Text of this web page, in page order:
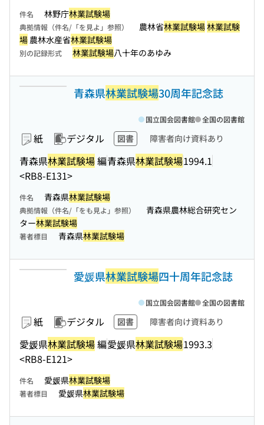
件名 林野庁林業試験場
典拠情報（件名/「を見よ」参照） 農林省林業試験場林業試験
場 農林水産省林業試験場
別の記録形式 林業試験場八十年のあゆみ
青森県林業試験場30周年記念誌
紙 デジタル 図書 障害者向け資料あり
青森県林業試験場編青森県林業試験場1994.1
<RB8-E131>
国立国会図書館 全国の図書館
件名 青森県林業試験場
典拠情報（件名/「をも見よ」参照）
青森県農林総合研究セン
ター林業試験場
著者標目 青森県林業試験場
愛媛県林業試験場四十周年記念誌
紙 デジタル 図書 障害者向け資料あり
愛媛県林業試験場編愛媛県林業試験場1993.3
<RB8-E121>
国立国会図書館 全国の図書館
件名 愛媛県林業試験場
著者標目 愛媛県林業試験場